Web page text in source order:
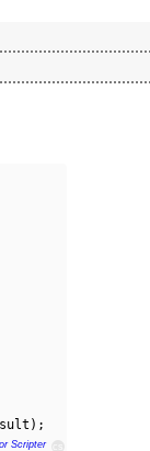
Scripter